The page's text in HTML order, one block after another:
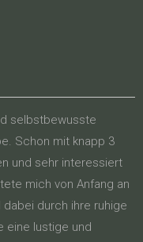
selbstbewusste
Schon mit knapp 3
und sehr interessiert
mich von Anfang an
durch ihre ruhige
eine lustige und